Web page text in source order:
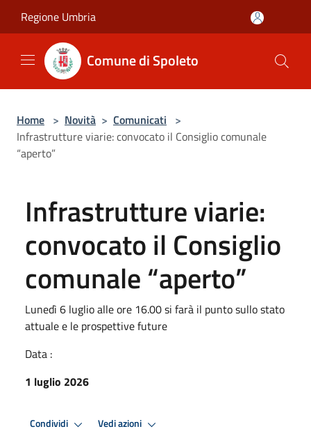
Regione Umbria
Comune di Spoleto
Home > Novità > Comunicati >
Infrastrutture viarie: convocato il Consiglio comunale
“aperto”
Infrastrutture viarie:
convocato il Consiglio
comunale “aperto”
Lunedì 6 luglio alle ore 16.00 si farà il punto sullo stato
attuale e le prospettive future
Data :
1 luglio 2026
Condividi Vedi azioni